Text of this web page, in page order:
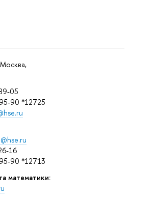
05
90 *12725
16
90 *12713
математики: